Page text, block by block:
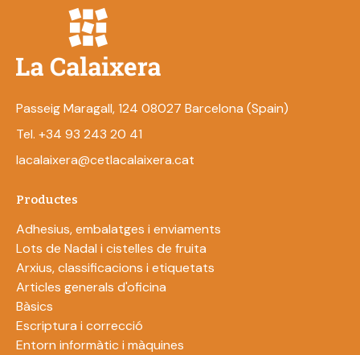
Passeig Maragall, 124 08027 Barcelona (Spain)
Tel. +34 93 243 20 41
lacalaixera@cetlacalaixera.cat
Productes
Adhesius, embalatges i enviaments
Lots de Nadal i cistelles de fruita
Arxius, classificacions i etiquetats
Articles generals d'oficina
Bàsics
Escriptura i correcció
Entorn informàtic i màquines